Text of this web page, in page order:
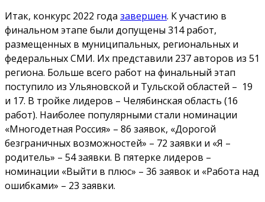
Итак, конкурс 2022 года завершен. К участию в
финальном этапе были допущены 314 работ,
размещенных в муниципальных, региональных и
федеральных СМИ. Их представили 237 авторов из 51
региона. Больше всего работ на финальный этап
поступило из Ульяновской и Тульской областей – 19
и 17. В тройке лидеров – Челябинская область (16
работ). Наиболее популярными стали номинации
«Многодетная Россия» – 86 заявок, «Дорогой
безграничных возможностей» – 72 заявки и «Я –
родитель» – 54 заявки. В пятерке лидеров –
номинации «Выйти в плюс» – 36 заявок и «Работа над
ошибками» – 23 заявки.